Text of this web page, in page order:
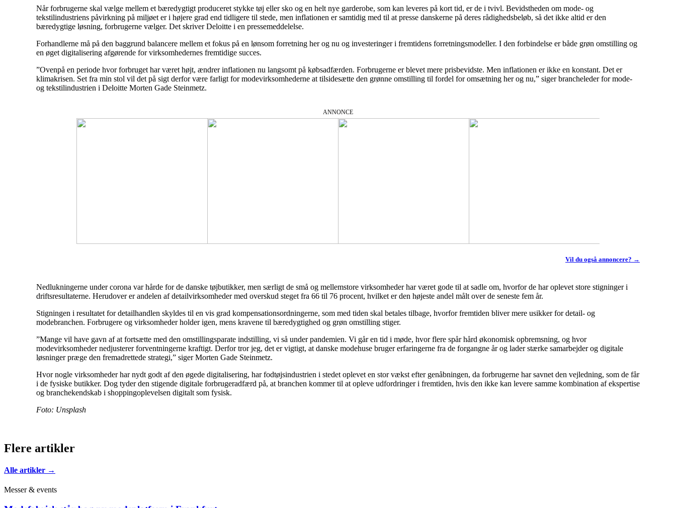
Når forbrugerne skal vælge mellem et bæredygtigt produceret stykke tøj eller sko og en helt nye garderobe, som kan leveres på kort tid, er de i tvivl. Bevidstheden om mode- og
tekstilindustriens påvirkning på miljøet er i højere grad end tidligere til stede, men inflationen er samtidig med til at presse danskerne på deres rådighedsbeløb, så det ikke altid er den
bæredygtige løsning, forbrugerne vælger. Det skriver Deloitte i en pressemeddelelse.
Forhandlerne må på den baggrund balancere mellem et fokus på en lønsom forretning her og nu og investeringer i fremtidens forretningsmodeller. I den forbindelse er både grøn omstilling og
en øget digitalisering afgørende for virksomhedernes fremtidige succes.
”Ovenpå en periode hvor forbruget har været højt, ændrer inflationen nu langsomt på købsadfærden. Forbrugerne er blevet mere prisbevidste. Men inflationen er ikke en konstant. Det er
klimakrisen. Set fra min stol vil det på sigt derfor være farligt for modevirksomhederne at tilsidesætte den grønne omstilling til fordel for omsætning her og nu,” siger brancheleder for mode-
og tekstilindustrien i Deloitte Morten Gade Steinmetz.
ANNONCE
Vil du også annoncere? →
Nedlukningerne under corona var hårde for de danske tøjbutikker, men særligt de små og mellemstore virksomheder har været gode til at sadle om, hvorfor de har oplevet store stigninger i
driftsresultaterne. Herudover er andelen af detailvirksomheder med overskud steget fra 66 til 76 procent, hvilket er den højeste andel målt over de seneste fem år.
Stigningen i resultatet for detailhandlen skyldes til en vis grad kompensationsordningerne, som med tiden skal betales tilbage, hvorfor fremtiden bliver mere usikker for detail- og
modebranchen. Forbrugere og virksomheder holder igen, mens kravene til bæredygtighed og grøn omstilling stiger.
”Mange vil have gavn af at fortsætte med den omstillingsparate indstilling, vi så under pandemien. Vi går en tid i møde, hvor flere spår hård økonomisk opbremsning, og hvor
modevirksomheder nedjusterer forventningerne kraftigt. Derfor tror jeg, det er vigtigt, at danske modehuse bruger erfaringerne fra de forgangne år og lader stærke samarbejder og digitale
løsninger præge den fremadrettede strategi,” siger Morten Gade Steinmetz.
Hvor nogle virksomheder har nydt godt af den øgede digitalisering, har fodtøjsindustrien i stedet oplevet en stor vækst efter genåbningen, da forbrugerne har savnet den vejledning, som de får
i de fysiske butikker. Dog tyder den stigende digitale forbrugeradfærd på, at branchen kommer til at opleve udfordringer i fremtiden, hvis den ikke kan levere samme kombination af ekspertise
og branchekendskab i shoppingoplevelsen digitalt som fysisk.
Foto: Unsplash
Flere artikler
Alle artikler →
Messer & events